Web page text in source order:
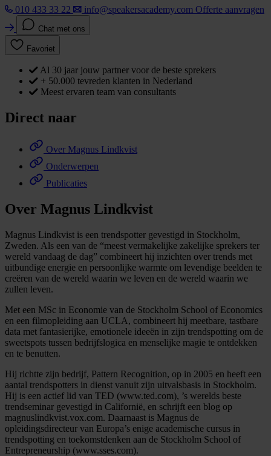
010 433 33 22 info@speakersacademy.com Offerte aanvragen
Chat met ons
Favoriet
Al 30 jaar jouw partner voor de beste sprekers
+ 50.000 tevreden klanten in Nederland
Meest ervaren team van consultants
Direct naar
Over Magnus Lindkvist
Onderwerpen
Publicaties
Over Magnus Lindkvist
Magnus Lindkvist is een trendspotter gevestigd in Stockholm,
Zweden. Als een van de “meest vermakelijke zakelijke sprekers ter
wereld vandaag de dag” combineert hij inzichten over trends met
uitbundige energie en persoonlijke warmte om levendige beelden te
creëren van de wereld waarin we leven en de wereld waarin we
zullen leven.
Met een MSc in Economie van de Stockholm School of Economics
en een filmopleiding aan UCLA, combineert hij meetbare, tastbare
data met fantasierijke, emotionele ideeën in zijn trendspotting om de
sweetspots tussen bedrijfslogica en menselijke magie te ontdekken
en te benutten.
Hij richtte zijn bedrijf, Pattern Recognition, op in 2005 en heeft een
aantal trendspotters in dienst vanuit zijn uitvalsbasis in Stockholm.
Hij is een actief lid van TED (www.ted.com), ’s werelds beste
trendseminar gevestigd in Californië, en schrijft een blog op
magnuslindkvist.vox.com. Daarnaast is Magnus de
opleidingsdirecteur van Europa’s enige academische cursus in
trendspotting en toekomstdenken aan de Stockholm School of
Entrepreneurship (www.sses.com).